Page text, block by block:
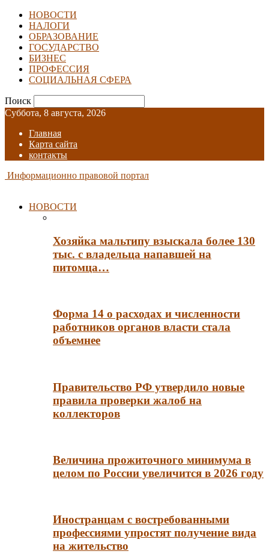
НОВОСТИ
НАЛОГИ
ОБРАЗОВАНИЕ
ГОСУДАРСТВО
БИЗНЕС
ПРОФЕССИЯ
СОЦИАЛЬНАЯ СФЕРА
Поиск
Суббота, 8 августа, 2026
Главная
Карта сайта
контакты
Информационно правовой портал
НОВОСТИ
Хозяйка мальтипу взыскала более 130
тыс. с владельца напавшей на
питомца…
Форма 14 о расходах и численности
работников органов власти стала
объемнее
Правительство РФ утвердило новые
правила проверки жалоб на
коллекторов
Величина прожиточного минимума в
целом по России увеличится в 2026 году
Иностранцам с востребованными
профессиями упростят получение вида
на жительство